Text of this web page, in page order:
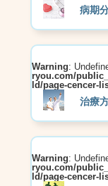
病期
Warning:
ryou.com/
ld/page-cencer-
治療
Warning:
ryou.com/
ld/page-cencer-